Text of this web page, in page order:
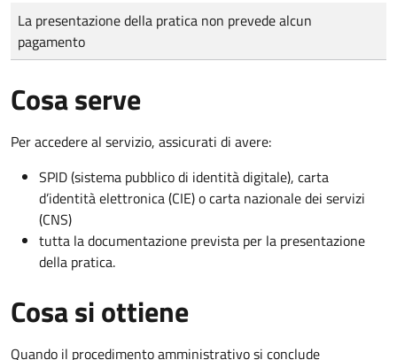
Tipo di pagamento
Importo
La presentazione della pratica non prevede alcun
pagamento
Cosa serve
Per accedere al servizio, assicurati di avere:
SPID (sistema pubblico di identità digitale), carta
d’identità elettronica (CIE) o carta nazionale dei servizi
(CNS)
tutta la documentazione prevista per la presentazione
della pratica.
Cosa si ottiene
Quando il procedimento amministrativo si conclude